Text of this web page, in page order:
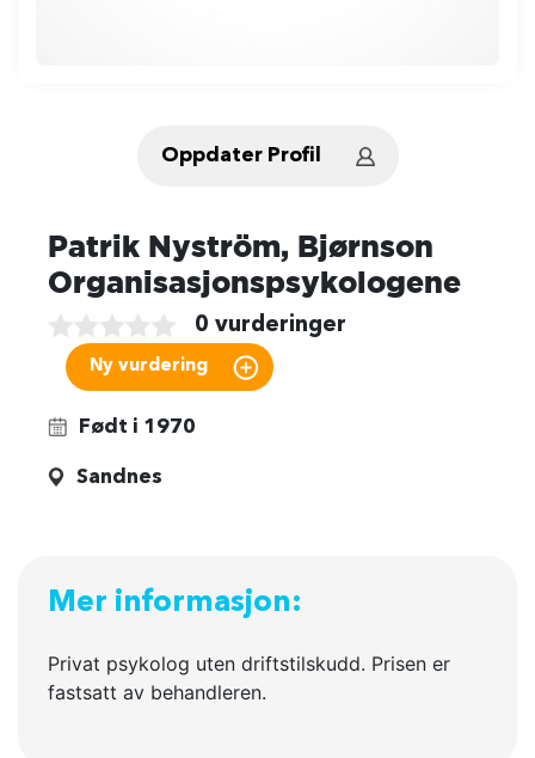
Oppdater Profil
Patrik Nyström, Bjørnson
Organisasjonspsykologene
0 vurderinger
Født i 1970
Sandnes
Mer informasjon:
Privat psykolog uten driftstilskudd. Prisen er
fastsatt av behandleren.